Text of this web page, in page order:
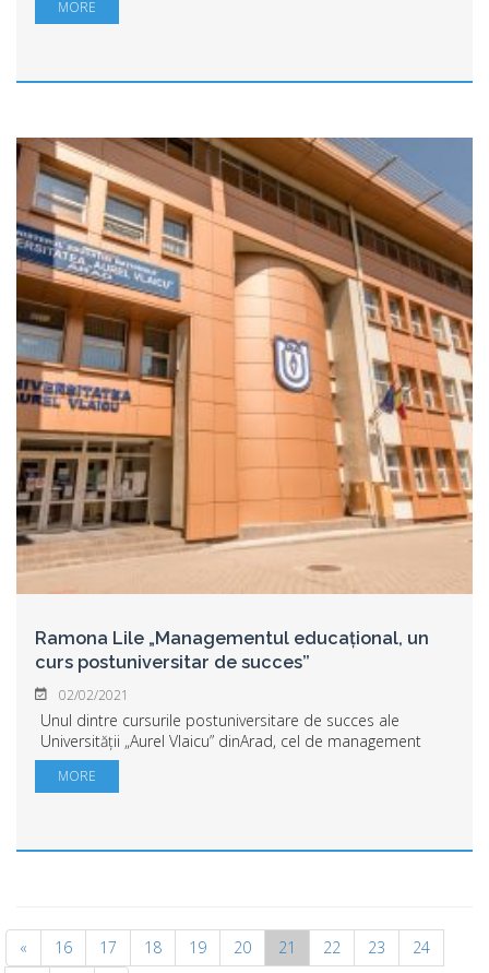
MORE
Ramona Lile „Managementul educațional, un
curs postuniversitar de succes”
02/02/2021
Unul dintre cursurile postuniversitare de succes ale
Universității „Aurel Vlaicu” dinArad, cel de management
educațional, va începe în data de 1 martie. Cei care îl
vorabsolvi pot accede la funcții de...
MORE
« 16 17 18 19 20 21 22 23
24